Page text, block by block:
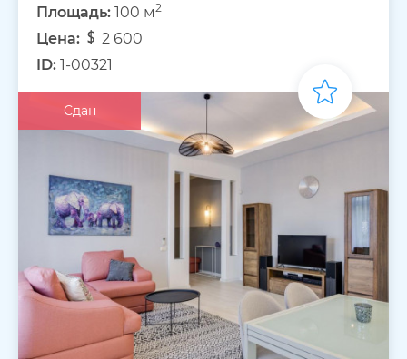
Площадь: 100 м2
Цена:
2 600
ID: 1-00321
Сдан